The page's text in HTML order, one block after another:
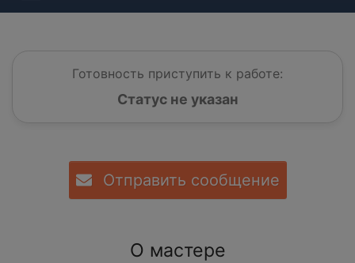
Готовность приступить к работе:
Статус не указан
Отправить сообщение
О мастере